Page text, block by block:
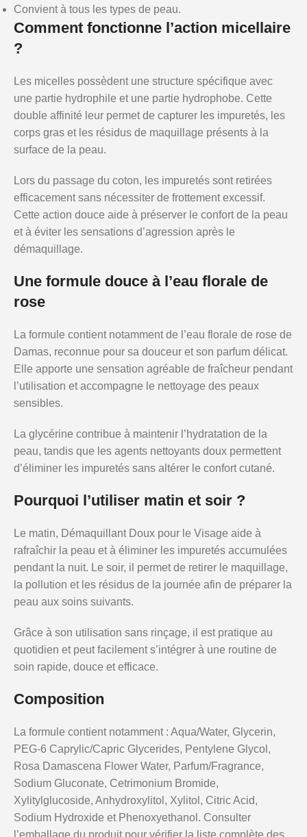
Convient à tous les types de peau.
Comment fonctionne l’action micellaire
?
Les micelles possèdent une structure spécifique avec
une partie hydrophile et une partie hydrophobe. Cette
double affinité leur permet de capturer les impuretés, les
corps gras et les résidus de maquillage présents à la
surface de la peau.
Lors du passage du coton, les impuretés sont retirées
efficacement sans nécessiter de frottement excessif.
Cette action douce aide à préserver le confort de la peau
et à éviter les sensations d’agression après le
démaquillage.
Une formule douce à l’eau florale de
rose
La formule contient notamment de l’eau florale de rose de
Damas, reconnue pour sa douceur et son parfum délicat.
Elle apporte une sensation agréable de fraîcheur pendant
l’utilisation et accompagne le nettoyage des peaux
sensibles.
La glycérine contribue à maintenir l’hydratation de la
peau, tandis que les agents nettoyants doux permettent
d’éliminer les impuretés sans altérer le confort cutané.
Pourquoi l’utiliser matin et soir ?
Le matin, Démaquillant Doux pour le Visage aide à
rafraîchir la peau et à éliminer les impuretés accumulées
pendant la nuit. Le soir, il permet de retirer le maquillage,
la pollution et les résidus de la journée afin de préparer la
peau aux soins suivants.
Grâce à son utilisation sans rinçage, il est pratique au
quotidien et peut facilement s’intégrer à une routine de
soin rapide, douce et efficace.
Composition
La formule contient notamment : Aqua/Water, Glycerin,
PEG-6 Caprylic/Capric Glycerides, Pentylene Glycol,
Rosa Damascena Flower Water, Parfum/Fragrance,
Sodium Gluconate, Cetrimonium Bromide,
Xylitylglucoside, Anhydroxylitol, Xylitol, Citric Acid,
Sodium Hydroxide et Phenoxyethanol. Consulter
l’emballage du produit pour vérifier la liste complète des